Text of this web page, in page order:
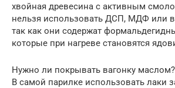
хвойная древесина с активным
нельзя использовать ДСП, МДФ или
так как они содержат
которые при нагреве становятся
Нужно ли покрывать вагонку маслом?
В самой парилке использовать лаки